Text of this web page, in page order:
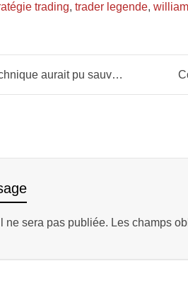
trading, trader legende,
nombreux Hedge Funds ce jour là ! (Volkswagen)
ne sera pas publiée. Les champs